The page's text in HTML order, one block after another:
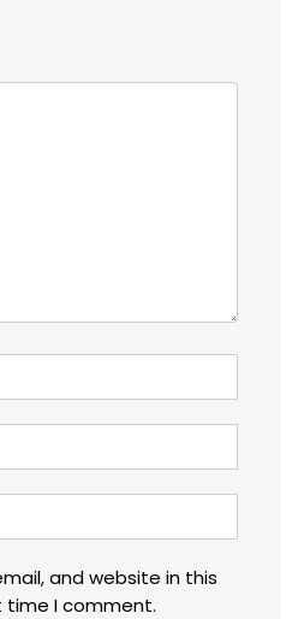
and website in this
time I comment.